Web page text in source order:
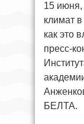
15
климат
как это
пресс-
БЕЛТА.